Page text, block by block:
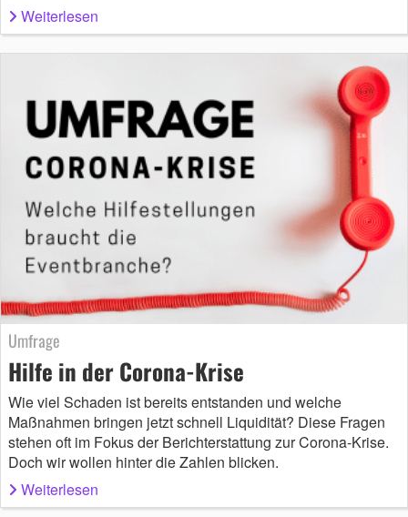
Weiterlesen
Umfrage
Hilfe in der Corona-Krise
Wie viel Schaden ist bereits entstanden und welche
Maßnahmen bringen jetzt schnell Liquidität? Diese Fragen
stehen oft im Fokus der Berichterstattung zur Corona-Krise.
Doch wir wollen hinter die Zahlen blicken.
Weiterlesen